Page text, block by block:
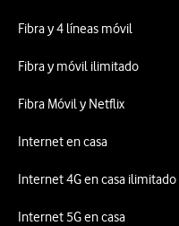
Fibra y 4 líneas móvil
Fibra y móvil ilimitado
Fibra Móvil y Netflix
Internet en casa
Internet 4G en casa ilimitado
Internet 5G en casa